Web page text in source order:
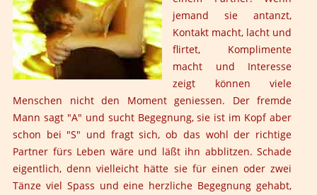
jemand sie antanzt,
Kontakt macht, lacht und
flirtet, Komplimente
macht und Interesse
zeigt können viele
Menschen nicht den Moment geniessen. Der fremde
Mann sagt "A" und sucht Begegnung, sie ist im Kopf aber
schon bei "S" und fragt sich, ob das wohl der richtige
Partner fürs Leben wäre und läßt ihn abblitzen. Schade
eigentlich, denn vielleicht hätte sie für einen oder zwei
Tänze viel Spass und eine herzliche Begegnung gehabt,